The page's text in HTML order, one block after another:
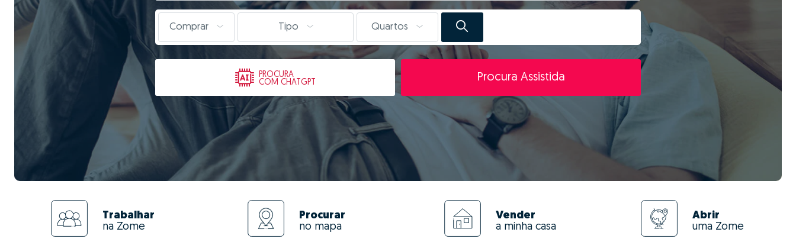
Comprar Tipo Quartos
PROCURA
COM CHATGPT
Procura Assistida
Trabalhar
na Zome
Procurar
no mapa
Vender
a minha casa
Abrir
uma Zome